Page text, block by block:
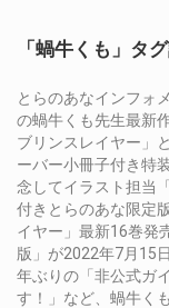
「蝸牛くも」タ
とらのあなインフォ
の蝸牛くも先生最新
ブリンスレイヤー」
ーバー小冊子付き特
念してイラスト担当
付きとらのあな限定
イヤー」最新16巻発
版」が2022年7月15
年ぶりの「非公式ガ
す！」など、蝸牛く